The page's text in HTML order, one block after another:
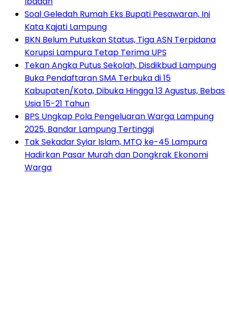
Soal Geledah Rumah Eks Bupati Pesawaran, Ini
Kata Kajati Lampung
BKN Belum Putuskan Status, Tiga ASN Terpidana
Korupsi Lampura Tetap Terima UPS
Tekan Angka Putus Sekolah, Disdikbud Lampung
Buka Pendaftaran SMA Terbuka di 15
Kabupaten/Kota, Dibuka Hingga 13 Agustus, Bebas
Usia 15-21 Tahun
BPS Ungkap Pola Pengeluaran Warga Lampung
2025, Bandar Lampung Tertinggi
Tak Sekadar Syiar Islam, MTQ ke-45 Lampura
Hadirkan Pasar Murah dan Dongkrak Ekonomi
Warga